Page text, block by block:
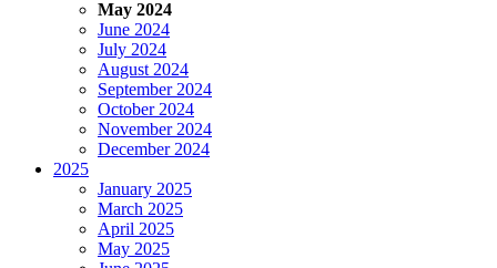
May 2024
June 2024
July 2024
August 2024
September 2024
October 2024
November 2024
December 2024
2025
January 2025
March 2025
April 2025
May 2025